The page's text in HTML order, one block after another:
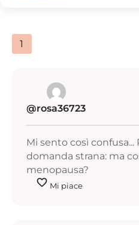
1
@rosa36723
Mi sento così
domanda strana: ma
menopausa?
favorite Mi piace